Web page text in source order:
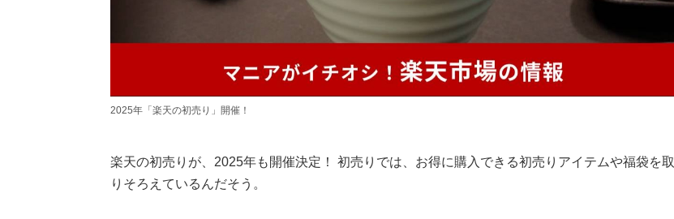
2025年「楽天の初売り」開催！
楽天の初売りが、2025年も開催決定！ 初売りでは、お得に購入できる初売りアイテムや福袋を取
りそろえているんだそう。